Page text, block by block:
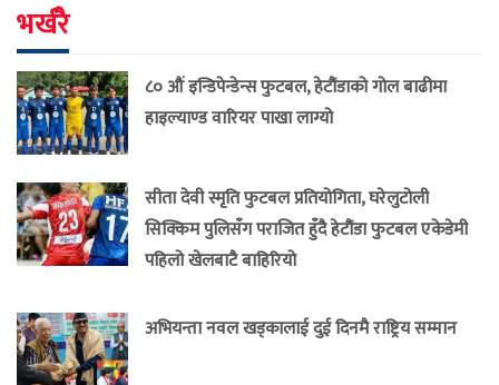
भर्खरै
८० औं इन्डिपेन्डेन्स फुटबल, हेटौंडाको गोल बाढीमा
हाइल्याण्ड वारियर पाखा लाग्यो
सीता देवी स्मृति फुटबल प्रतियोगिता, घरेलुटोली
सिक्किम पुलिसँग पराजित हुँदै हेटौंडा फुटबल एकेडेमी
पहिलो खेलबाटै बाहिरियो
अभियन्ता नवल खड्कालाई दुई दिनमै राष्ट्रिय सम्मान